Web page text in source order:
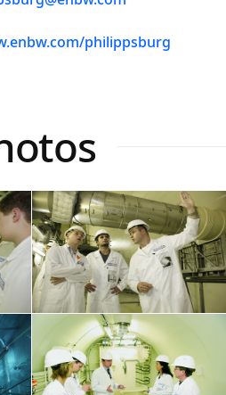
philippsburg